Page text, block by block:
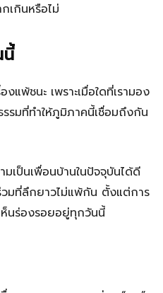
เกินหรือไม่
นี้
แพ้ชนะ เพราะเมื่อใดที่เรามอง
รมที่ทำให้ภูมิภาคนี้เชื่อมถึงกัน
เป็นเพื่อนบ้านในปัจจุบันได้ดี
วมที่ลึกยาวไม่แพ้กัน ตั้งแต่การ
ห็นร่องรอยอยู่ทุกวันนี้